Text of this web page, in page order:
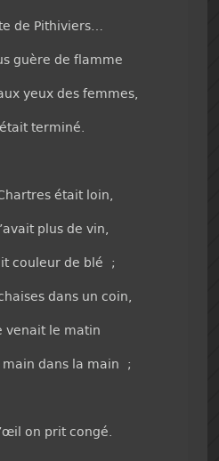
de Pithiviers…
guère de flamme
yeux des femmes,
terminé.
était loin,
plus de vin,
couleur de blé ;
dans un coin,
venait le matin
main dans la main ;
on prit congé.